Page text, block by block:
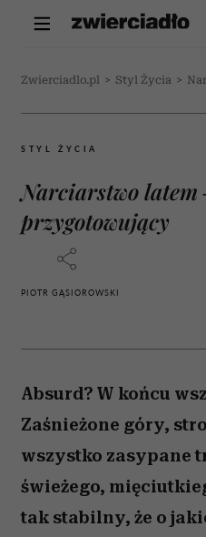
Zwierciadlo.pl > Styl Życia >
STYL ŻYCIA
Narciarstwo latem
przygotowujący
PIOTR GĄSIOROWSKI
Absurd? W końcu
Zaśnieżone góry,
wszystko zasypane
świeżego,
tak stabilny, że o